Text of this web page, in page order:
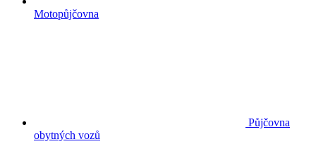
Motopůjčovna
Půjčovna
obytných vozů